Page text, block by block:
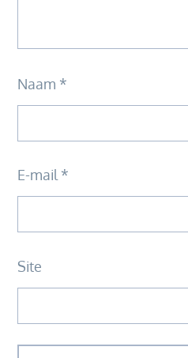
Naam *
E-mail *
Site